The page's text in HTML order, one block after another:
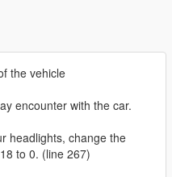
​​the vehicle
encounter with the car.
headlights, change the
to 0. (line 267)